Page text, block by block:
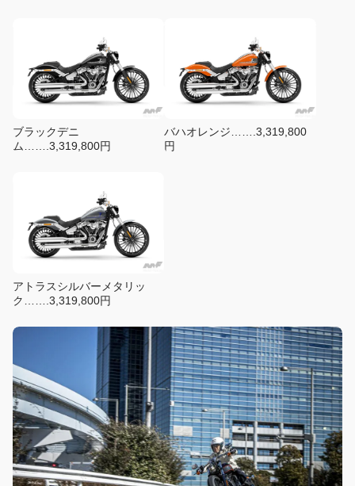
ブラックデニ
ム…….3,319,800円
バハオレンジ…….3,319,800
円
アトラスシルバーメタリッ
ク…….3,319,800円